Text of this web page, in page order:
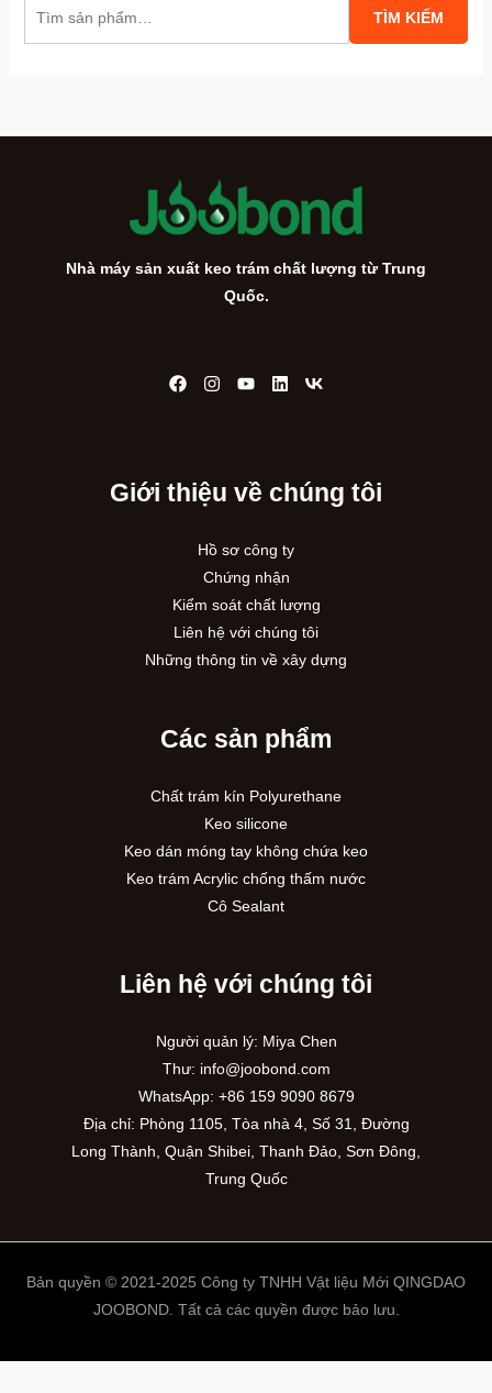
TÌM KIẾM
Nhà máy sản xuất keo trám chất lượng từ Trung
Quốc.
Giới thiệu về chúng tôi
Hồ sơ công ty
Chứng nhận
Kiểm soát chất lượng
Liên hệ với chúng tôi
Những thông tin về xây dựng
Các sản phẩm
Chất trám kín Polyurethane
Keo silicone
Keo dán móng tay không chứa keo
Keo trám Acrylic chống thấm nước
Cô Sealant
Liên hệ với chúng tôi
Người quản lý: Miya Chen
Thư: info@joobond.com
WhatsApp: +86 159 9090 8679
Địa chỉ: Phòng 1105, Tòa nhà 4, Số 31, Đường
Long Thành, Quận Shibei, Thanh Đảo, Sơn Đông,
Trung Quốc
Bản quyền © 2021-2025 Công ty TNHH Vật liệu Mới QINGDAO
JOOBOND. Tất cả các quyền được bảo lưu.